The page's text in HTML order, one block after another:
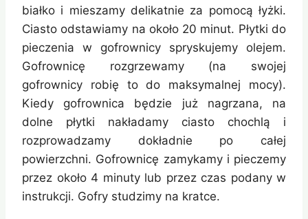
białko i mieszamy delikatnie za pomocą łyżki.
Ciasto odstawiamy na około 20 minut. Płytki do
pieczenia w gofrownicy spryskujemy olejem.
Gofrownicę rozgrzewamy (na swojej
gofrownicy robię to do maksymalnej mocy).
Kiedy gofrownica będzie już nagrzana, na
dolne płytki nakładamy ciasto chochlą i
rozprowadzamy dokładnie po całej
powierzchni. Gofrownicę zamykamy i pieczemy
przez około 4 minuty lub przez czas podany w
instrukcji. Gofry studzimy na kratce.